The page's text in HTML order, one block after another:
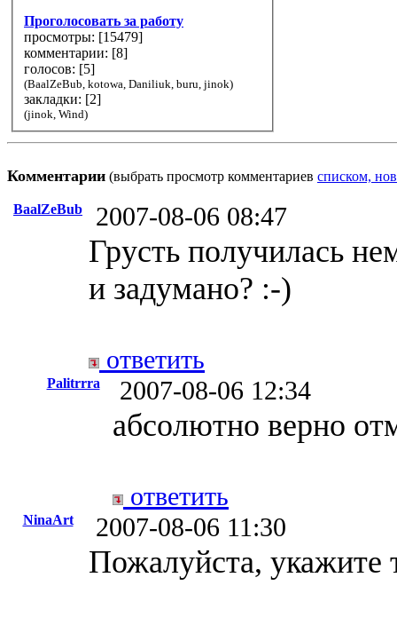
Проголосовать за работу
просмотры: [15479]
комментарии: [8]
голосов: [5]
(BaalZeBub, kotowa, Daniliuk, buru, jinok)
закладки: [2]
(jinok, Wind)
Комментарии (выбрать просмотр комментариев списком,
BaalZeBub 2007-08-06 08:47
Грусть получилась
и задумано? :-)
ответить
Palitrrra 2007-08-06 12:34
абсолютно верно
ответить
NinaArt 2007-08-06 11:30
Пожалуйста, укажите